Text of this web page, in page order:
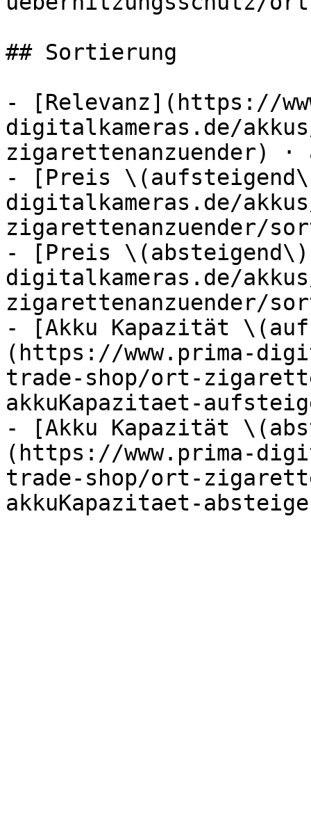
## Sortierung
- [Relevanz](https://
digitalkameras.de/
zigarettenanzuender)
- [Preis
digitalkameras.de/
zigarettenanzuender/
- [Preis
digitalkameras.de/
zigarettenanzuender/
- [Akku Kapazität
(https://www.prima-
trade-shop/ort-
akkuKapazitaet-
- [Akku Kapazität
(https://www.prima-
trade-shop/ort-